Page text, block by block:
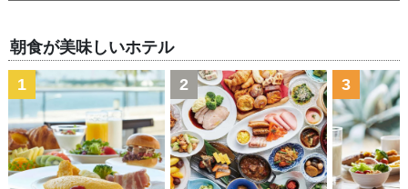
朝食が美味しいホテル
1 2 3